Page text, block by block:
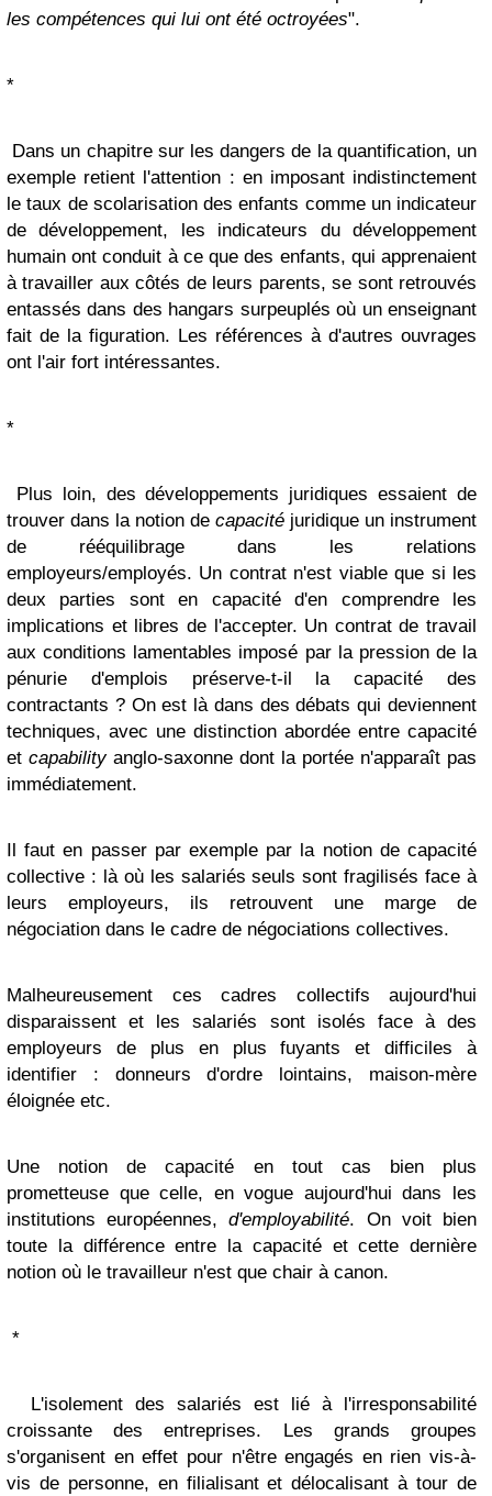
les compétences qui lui ont été octroyées".
*
Dans un chapitre sur les dangers de la quantification, un
exemple retient l'attention : en imposant indistinctement
le taux de scolarisation des enfants comme un indicateur
de développement, les indicateurs du développement
humain ont conduit à ce que des enfants, qui apprenaient
à travailler aux côtés de leurs parents, se sont retrouvés
entassés dans des hangars surpeuplés où un enseignant
fait de la figuration. Les références à d'autres ouvrages
ont l'air fort intéressantes.
*
Plus loin, des développements juridiques essaient de
trouver dans la notion de capacité juridique un instrument
de rééquilibrage dans les relations
employeurs/employés. Un contrat n'est viable que si les
deux parties sont en capacité d'en comprendre les
implications et libres de l'accepter. Un contrat de travail
aux conditions lamentables imposé par la pression de la
pénurie d'emplois préserve-t-il la capacité des
contractants ? On est là dans des débats qui deviennent
techniques, avec une distinction abordée entre capacité
et capabilityanglo-saxonne dont la portée n'apparaît pas
immédiatement.
Il faut en passer par exemple par la notion de capacité
collective : là où les salariés seuls sont fragilisés face à
leurs employeurs, ils retrouvent une marge de
négociation dans le cadre de négociations collectives.
Malheureusement ces cadres collectifs aujourd'hui
disparaissent et les salariés sont isolés face à des
employeurs de plus en plus fuyants et difficiles à
identifier : donneurs d'ordre lointains, maison-mère
éloignée etc.
Une notion de capacité en tout cas bien plus
prometteuse que celle, en vogue aujourd'hui dans les
institutions européennes,d'employabilité. On voit bien
toute la différence entre la capacité et cette dernière
notion où le travailleur n'est que chair à canon.
*
L'isolement des salariés est lié à l'irresponsabilité
croissante des entreprises. Les grands groupes
s'organisent en effet pour n'être engagés en rien vis-à-
vis de personne, en filialisant et délocalisant à tour de